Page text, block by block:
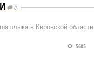
0
в Кировской области
5605